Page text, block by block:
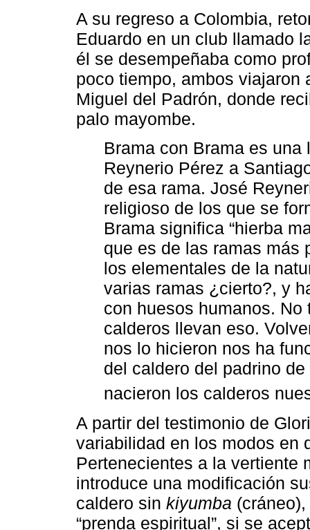
A su regreso a Colombia,
Eduardo en un club llamado
él se desempeñaba como
poco tiempo, ambos viajaron
Miguel del Padrón, donde
palo mayombe.
Brama con Brama es
Reynerio Pérez a
de esa rama. José
religioso de los que se
Brama significa “hierba
que es de las ramas más
los elementales de la
varias ramas ¿cierto?, y
con huesos humanos.
calderos llevan eso.
nos lo hicieron nos ha
del caldero del padrino
nacieron los calderos
A partir del testimonio de
variabilidad en los modos en
Pertenecientes a la vertiente
introduce una modificación
caldero sin kiyumba
“prenda espiritual”, si se